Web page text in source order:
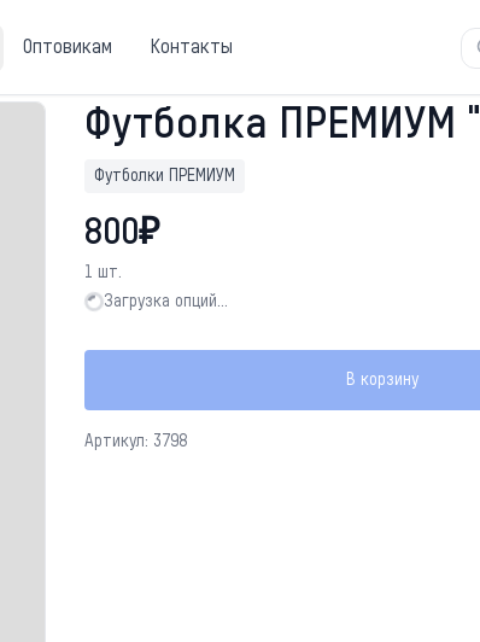
Оптовикам Контакты
Футболка ПРЕМИУМ
Футболки ПРЕМИУМ
800₽
1 шт.
Загрузка опций…
Загрузка опций…
В корзину
Артикул: 3798